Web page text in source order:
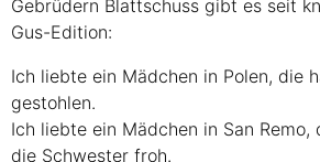
Gebrüdern Blattschuss gibt es seit
Gus-Edition:
Ich liebte ein Mädchen in Polen, die
gestohlen.
Ich liebte ein Mädchen in San Remo,
die Schwester froh.